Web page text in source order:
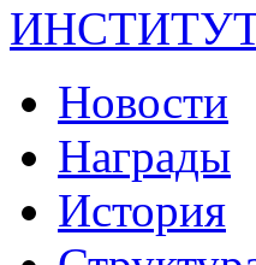
Новости
Награды
История